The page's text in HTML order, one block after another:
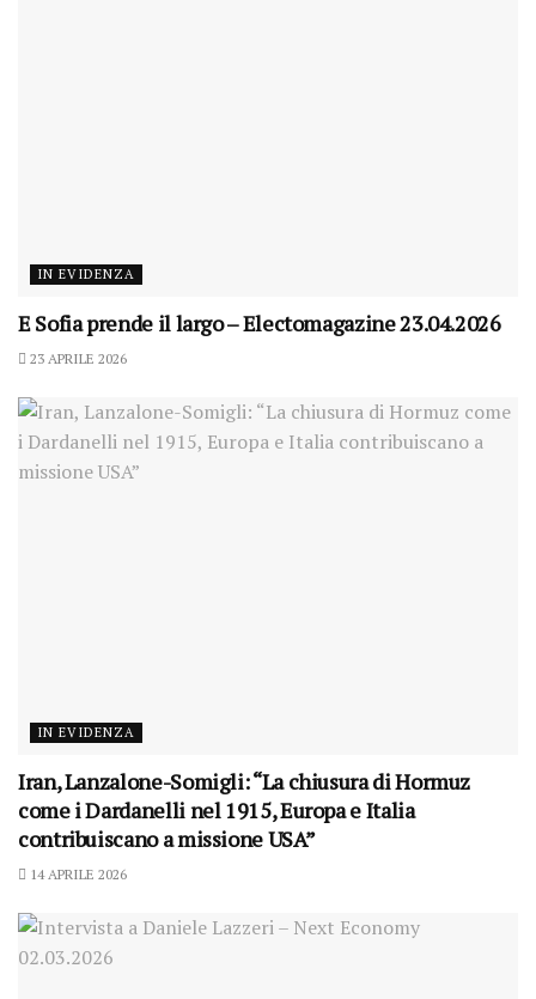
IN EVIDENZA
E Sofia prende il largo – Electomagazine 23.04.2026
23 APRILE 2026
IN EVIDENZA
Iran, Lanzalone-Somigli: “La chiusura di Hormuz
come i Dardanelli nel 1915, Europa e Italia
contribuiscano a missione USA”
14 APRILE 2026